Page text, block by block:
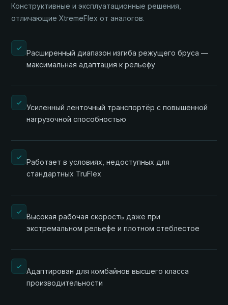
Конструктивные и эксплуатационные решения,
отличающие XtremeFlex от аналогов.
Расширенный диапазон изгиба режущего бруса —
максимальная адаптация к рельефу
Усиленный ленточный транспортёр с повышенной
нагрузочной способностью
Работает в условиях, недоступных для
стандартных TruFlex
Высокая рабочая скорость даже при
экстремальном рельефе и плотном стеблестое
Адаптирован для комбайнов высшего класса
производительности